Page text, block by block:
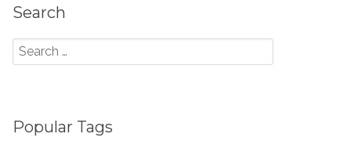
Search
Popular Tags